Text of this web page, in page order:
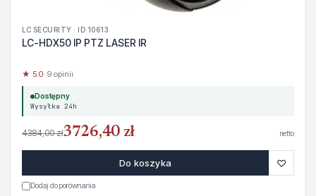
LC SECURITY · ID 10613
LC-HDX50 IP PTZ LASER IR
★ 5.0· 9 opinii
Dostępny
Wysyłka 24h
4384,00 zł3726,40 zł netto
Do koszyka ♡
Dodaj do porównania